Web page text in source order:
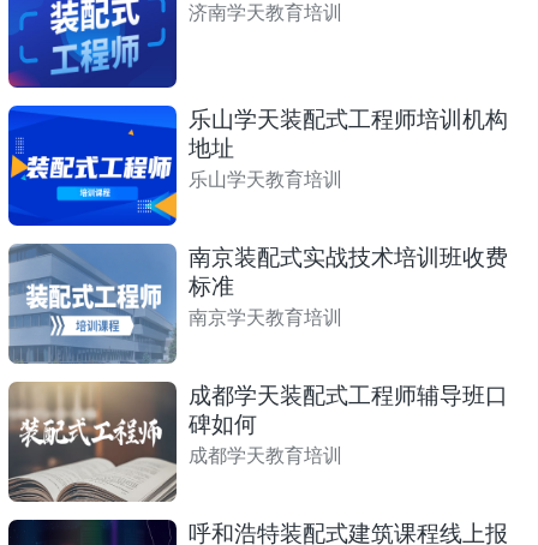
济南学天教育培训
乐山学天装配式工程师培训机构
地址
乐山学天教育培训
南京装配式实战技术培训班收费
标准
南京学天教育培训
成都学天装配式工程师辅导班口
碑如何
成都学天教育培训
呼和浩特装配式建筑课程线上报